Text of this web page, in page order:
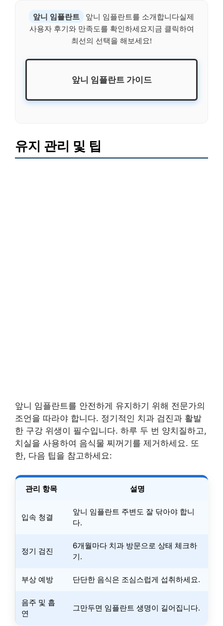
앞니 임플란트
앞니 임플란트를 소개합니다실제
사용자 후기와 만족도를 확인하세요지금 클릭하여
최선의 선택을 해보세요!
앞니 임플란트 가이드
유지 관리 및 팁
앞니 임플란트를 안전하게 유지하기 위해 전문가의
조언을 따라야 합니다. 정기적인 치과 검진과 활발
한 구강 위생이 필수입니다. 하루 두 번 양치질하고,
치실을 사용하여 음식물 찌꺼기를 제거하세요. 또
한, 다음 팁을 참고하세요:
관리 항목 설명
입속 청결
앞니 임플란트 주변도 잘 닦아야 합니
다.
정기 검진
6개월마다 치과 방문으로 상태 체크하
기.
부상 예방 단단한 음식은 조심스럽게 섭취하세요.
음주 및 흡
연
그만두면 임플란트 생명이 길어집니다.